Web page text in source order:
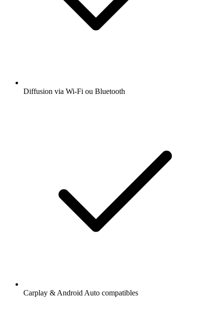
Diffusion via Wi-Fi ou Bluetooth
Carplay & Android Auto compatibles